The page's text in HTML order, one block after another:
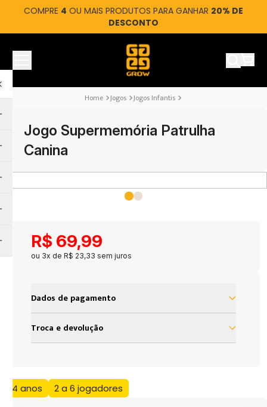
COMPRE 4 OU MAIS PRODUTOS PARA GANHAR 20% DE
DESCONTO
Ver
Jogos Jogos Infantis
Jogo Supermemória Patrulha
Canina
R$ 69,99
ou 3x de R$ 23,33 sem juros
Dados de pagamento
à vista R$ 69,99
2x de R$ 34,99 sem juros
Troca e devolução
Assim, definimos uma política de troca e devolução
baseada no código de defesa do consumidor que
+4 anos 2 a 6 jogadores